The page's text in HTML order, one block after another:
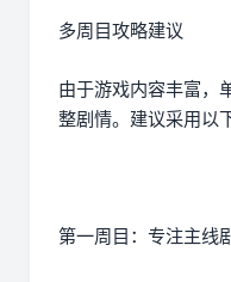
多周目攻略建议
由于游戏内容丰富，
整剧情。建议采用以
第一周目：专注主线